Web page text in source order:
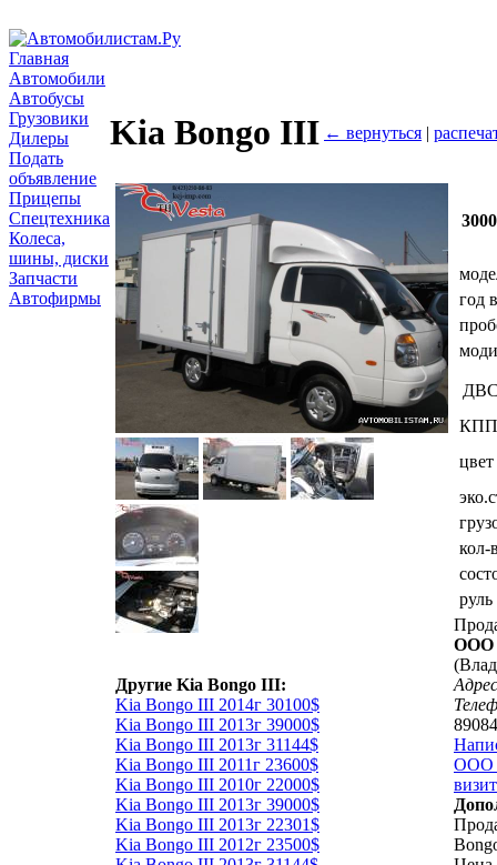
Главная
Автомобили
Автобусы
Грузовики
Дилеры
Подать
объявление
Прицепы
Спецтехника
Колеса,
шины, диски
Запчасти
Автофирмы
Kia Bongo III ← вернуться |
Другие Kia Bongo III:
Kia Bongo III 2014г 30100$
Kia Bongo III 2013г 39000$
Kia Bongo III 2013г 31144$
Kia Bongo III 2011г 23600$
Kia Bongo III 2010г 22000$
Kia Bongo III 2013г 39000$
Kia Bongo III 2013г 22301$
Kia Bongo III 2012г 23500$
год
КПП
цвет
кол-
руль
ООО
ООО